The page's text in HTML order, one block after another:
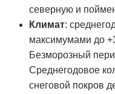
северную и
Климат:
максимумами до
Безморозный
Среднегодовое
снеговой покров